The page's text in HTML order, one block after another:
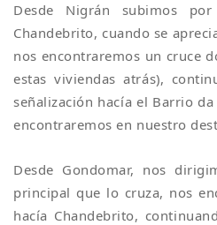
Desde Nigrán subimos
Chandebrito, cuando se
nos encontraremos un cruce
estas viviendas atrás),
señalización hacía el Barrio
encontraremos en nuestro
Desde Gondomar, nos
principal que lo cruza, nos
hacía Chandebrito,